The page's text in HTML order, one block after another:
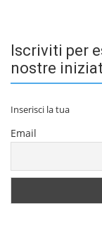
Iscriviti per
nostre
Inserisci la tua
Email